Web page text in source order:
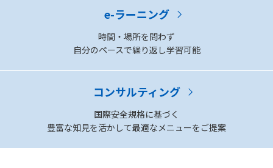
e-ラーニング
時間・場所を問わず
自分のペースで繰り返し学習可能
コンサルティング
国際安全規格に基づく
豊富な知見を活かして最適なメニューをご提案